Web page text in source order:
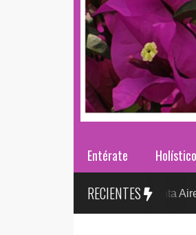
Entérate Holístico
RECIENTES
González presenta Aire de